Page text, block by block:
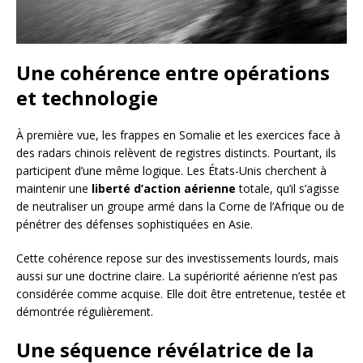
Une cohérence entre opérations
et technologie
À première vue, les frappes en Somalie et les exercices face à
des radars chinois relèvent de registres distincts. Pourtant, ils
participent d’une même logique. Les États-Unis cherchent à
maintenir une liberté d’action aérienne totale, qu’il s’agisse
de neutraliser un groupe armé dans la Corne de l’Afrique ou de
pénétrer des défenses sophistiquées en Asie.
Cette cohérence repose sur des investissements lourds, mais
aussi sur une doctrine claire. La supériorité aérienne n’est pas
considérée comme acquise. Elle doit être entretenue, testée et
démontrée régulièrement.
Une séquence révélatrice de la